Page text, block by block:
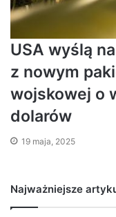
USA wyślą
z nowym
wojskowej o
dolarów
19 maja, 2025
Najważniejsze